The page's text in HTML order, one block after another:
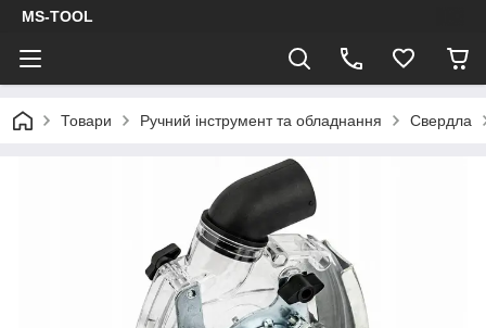
MS-TOOL
Товари Ручний інструмент та обладнання Свердла